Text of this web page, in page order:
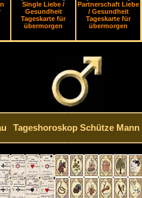
Single Liebe /
Gesundheit
Tageskarte für
übermorgen
Partnerschaft Liebe
/ Gesundheit
Tageskarte für
übermorgen
Tageshoroskop Schütze Mann